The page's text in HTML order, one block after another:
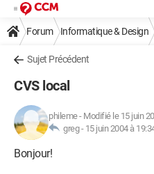
Forum Informatique & Design
Sujet Précédent
CVS local
phileme- Modifié le 15 juin
greg - 15 juin 2004 à
Bonjour!